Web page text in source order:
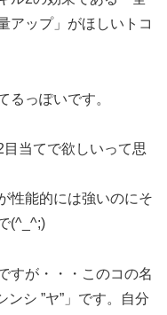
アップ」がほしいトコ
るっぽいです。
当てで欲しいって思
性能的には強いのにそ
(^_^;)
すが・・・このコの名
ンシ ”ヤ”」です。自分